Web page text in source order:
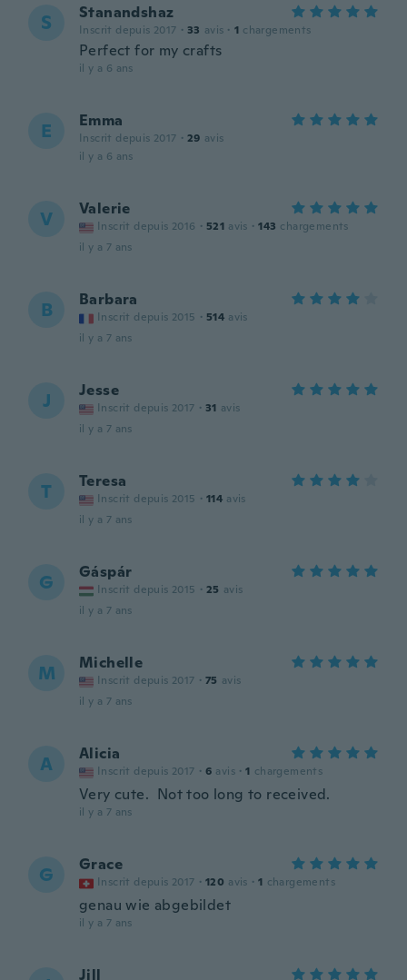
S Stanandshaz
Inscrit depuis 2017 · 33 avis · 1 chargements
Perfect for my crafts
il y a 6 ans
E Emma
Inscrit depuis 2017 · 29 avis
il y a 6 ans
V Valerie
Inscrit depuis 2016 · 521 avis · 143 chargements
il y a 7 ans
B Barbara
Inscrit depuis 2015 · 514 avis
il y a 7 ans
J Jesse
Inscrit depuis 2017 · 31 avis
il y a 7 ans
T Teresa
Inscrit depuis 2015 · 114 avis
il y a 7 ans
G Gáspár
Inscrit depuis 2015 · 25 avis
il y a 7 ans
M Michelle
Inscrit depuis 2017 · 75 avis
il y a 7 ans
A Alicia
Inscrit depuis 2017 · 6 avis · 1 chargements
Very cute. Not too long to received.
il y a 7 ans
G Grace
Inscrit depuis 2017 · 120 avis · 1 chargements
genau wie abgebildet
il y a 7 ans
Jill